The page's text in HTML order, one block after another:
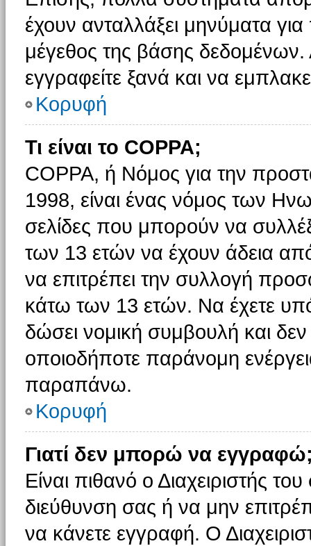
έχουν ανταλλάξει μηνύματα
μέγεθος της βάσης
εγγραφείτε ξανά και να
Κορυφή
Τι είναι το COPPA;
COPPA, ή Νόμος για την
1998, είναι ένας νόμος των
σελίδες που μπορούν να
των 13 ετών να έχουν άδεια
να επιτρέπει την συλλογή
κάτω των 13 ετών. Να έχετε
δώσει νομική συμβουλή και δεν
οποιοδήποτε παράνομη
παραπάνω.
Κορυφή
Γιατί δεν μπορώ να
Είναι πιθανό ο Διαχειριστής
διεύθυνση σας ή να μην
να κάνετε εγγραφή. Ο